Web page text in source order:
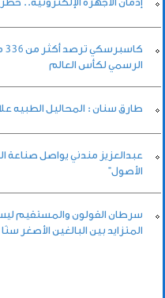
الرسمي لكأس العالم
طارق سنان : المحاليل الطبيه
عبدالعزيز مندني يواصل صناعة
الأصول”
سرطان القولون والمستقيم
المتزايد بين البالغين الأصغر سنًا